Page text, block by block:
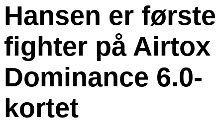
Hansen er første
fighter på Airtox
Dominance 6.0-
kortet